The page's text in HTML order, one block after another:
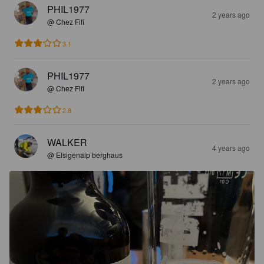
PHIL1977
@ Chez Fifi
2 years ago
3.1
PHIL1977
@ Chez Fifi
2 years ago
2.8
WALKER
@ Elsigenalp berghaus
4 years ago